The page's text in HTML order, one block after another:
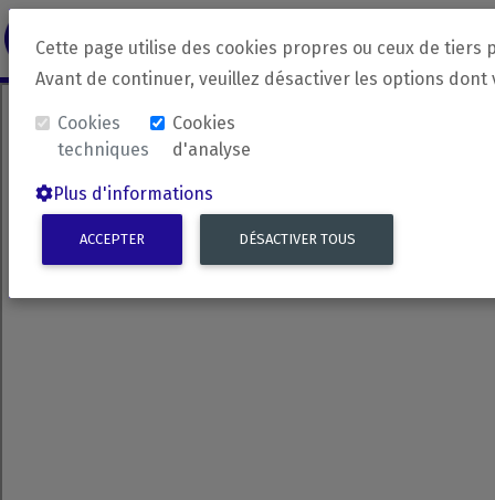
revirada Langue source Langue
Cette page utilise des cookies propres ou ceux de
Avant de continuer, veuillez désactiver les options dont
Cookies
techniques
Cookies
d'analyse
Plus d'informations
ACCEPTER DÉSACTIVER TOUS